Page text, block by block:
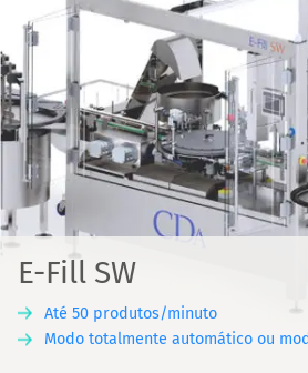
E-Fill SW
Até 50 produtos/minuto
Modo totalmente automático ou